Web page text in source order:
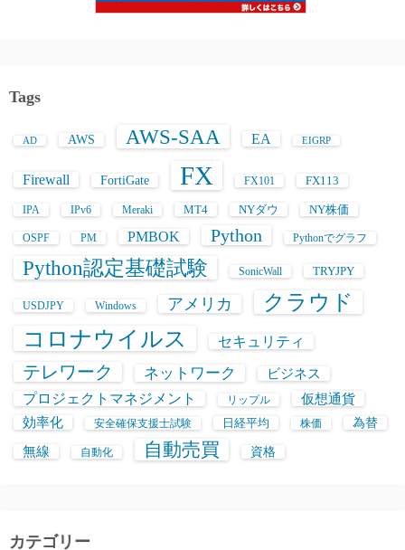
Tags
AD AWS AWS-SAA EA EIGRP
Firewall FortiGate FX FX101 FX113
IPA IPv6 Meraki MT4 NYダウ NY株価
OSPF PM PMBOK Python Pythonでグラフ
Python認定基礎試験 SonicWall TRYJPY
USDJPY Windows アメリカ クラウド
コロナウイルス セキュリティ
テレワーク ネットワーク ビジネス
プロジェクトマネジメント リップル 仮想通貨
効率化 安全確保支援士試験 日経平均 株価 為替
無線 自動化 自動売買 資格
カテゴリー